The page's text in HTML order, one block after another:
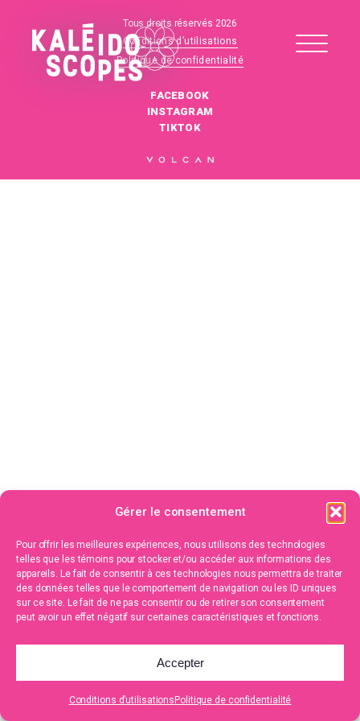
Gérer le consentement
Pour offrir les meilleures expériences, nous utilisons des technologies
telles que les témoins pour stocker et/ou accéder aux informations des
appareils. Le fait de consentir à ces technologies nous permettra de traiter
des données telles que le comportement de navigation ou les ID uniques
sur ce site. Le fait de ne pas consentir ou de retirer son consentement
peut avoir un effet négatif sur certaines caractéristiques et fonctions.
Accepter
Conditions d’utilisations Politique de confidentialité
Tous droits réservés 2026
Conditions d’utilisations
Politique de confidentialité
FACEBOOK
INSTAGRAM
TIKTOK